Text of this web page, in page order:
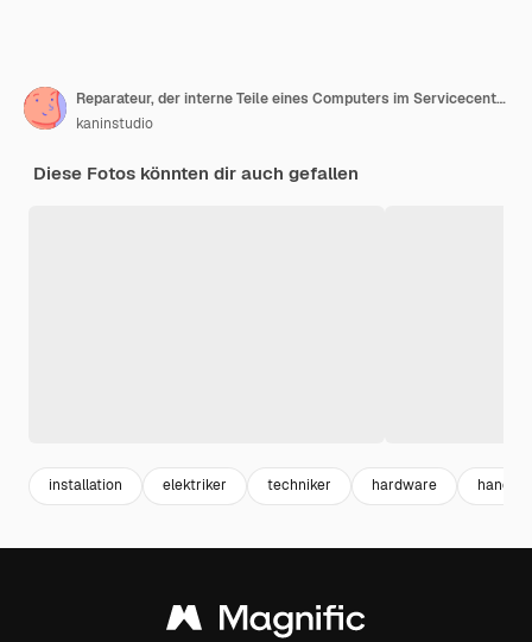
Reparateur, der interne Teile eines Computers im Servicecenter zerlegt
kaninstudio
Diese Fotos könnten dir auch gefallen
installation elektriker techniker hardware